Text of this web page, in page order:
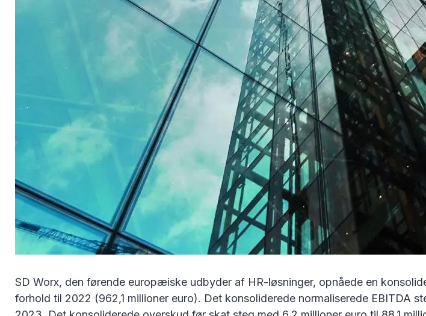
SD Worx, den førende europæiske udbyder af HR-løsninger, opnåede en
forhold til 2022 (962,1 millioner euro). Det konsoliderede normaliserede EBITDA